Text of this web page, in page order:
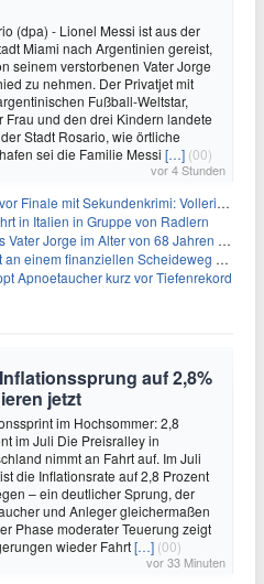
(dpa) - Lionel Messi ist aus der
Miami nach Argentinien gereist,
seinem verstorbenen Vater Jorge
zu nehmen. Der Privatjet mit
Fußball-Weltstar,
Frau und den drei Kindern landete
Stadt Rosario, wie örtliche
sei die Familie Messi […] (00)
vor 4 Stunden
Finale mit Sekundenkrimi: Vollering in Gelb
in Italien in Gruppe von Radlern
Jorge im Alter von 68 Jahren gestorben
Scheideweg auf der Suche nach neuen Investitionen
Apnoetaucher kurz vor Tiefenrekord
auf 2,8%
jetzt
im Hochsommer: 2,8
im Juli Die Preisralley in
nimmt an Fahrt auf. Im Juli
die Inflationsrate auf 2,8 Prozent
– ein deutlicher Sprung, der
und Anleger gleichermaßen
Phase moderater Teuerung zeigt
wieder Fahrt[…] (00)
vor 33 Minuten